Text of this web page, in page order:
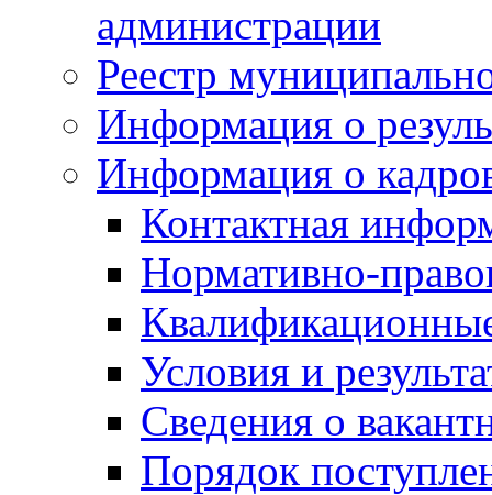
администрации
Реестр
Информация о
Информация о
Контактная
Нормативно-
Условия и
Сведения о
Порядок